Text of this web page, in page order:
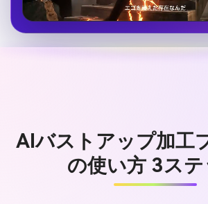
AIバストアップ加工
の使い方 3ス